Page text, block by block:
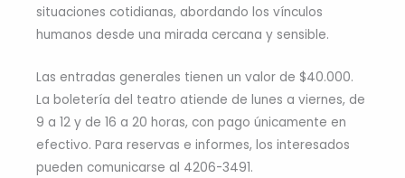
situaciones cotidianas, abordando los vínculos
humanos desde una mirada cercana y sensible.
Las entradas generales tienen un valor de $40.000.
La boletería del teatro atiende de lunes a viernes, de
9 a 12 y de 16 a 20 horas, con pago únicamente en
efectivo. Para reservas e informes, los interesados
pueden comunicarse al 4206-3491.